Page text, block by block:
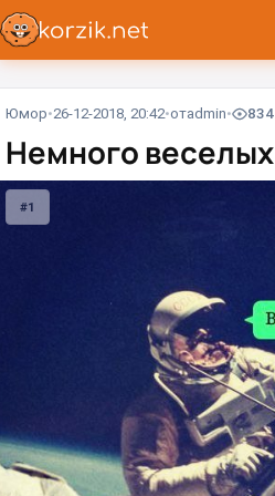
Юмор 26-12-2018, 20:42 отadmin 834
Немного
#1